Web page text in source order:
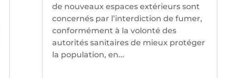
de nouveaux espaces extérieurs sont
concernés par l’interdiction de fumer,
conformément à la volonté des
autorités sanitaires de mieux protéger
la population, en...